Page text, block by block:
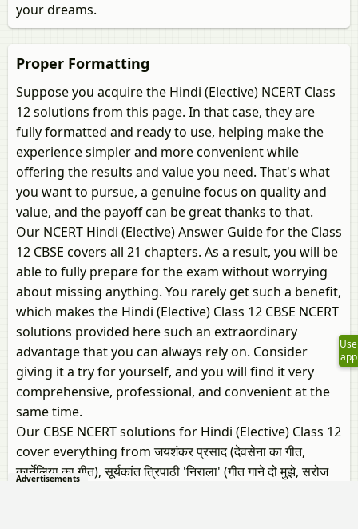
your dreams.
Proper Formatting
Suppose you acquire the Hindi (Elective) NCERT Class
12 solutions from this page. In that case, they are
fully formatted and ready to use, helping make the
experience simpler and more convenient while
offering the results and value you need. That's what
you want to pursue, a genuine focus on quality and
value, and the payoff can be great thanks to that.
Our NCERT Hindi (Elective) Answer Guide for the Class
12 CBSE covers all 21 chapters. As a result, you will be
able to fully prepare for the exam without worrying
about missing anything. You rarely get such a benefit,
which makes the Hindi (Elective) Class 12 CBSE NCERT
solutions provided here such an extraordinary
advantage that you can always rely on. Consider
giving it a try for yourself, and you will find it very
comprehensive, professional, and convenient at the
same time.
Our CBSE NCERT solutions for Hindi (Elective) Class 12
cover everything from जयशंकर प्रसाद (देवसेना का गीत,
कार्नेलिया का गीत), सूर्यकांत त्रिपाठी 'निराला' (गीत गाने दो मुझे, सरोज
Use
app
Advertisements